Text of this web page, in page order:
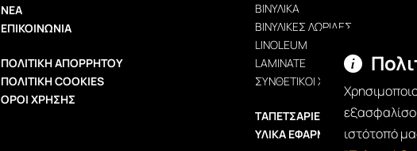
ΝΈΑ
ΕΠΙΚΟΙΝΩΝΊΑ
ΠΟΛΙΤΙΚΉ ΑΠΟΡΡΉΤΟΥ
ΠΟΛΙΤΙΚΉ COOKIES
ΌΡΟΙ ΧΡΉΣΗΣ
ΒΙΝΥΛΙΚΆ
ΒΙΝΥΛΙΚΈΣ ΛΩΡΊΔΕΣ
LINOLEUM
LAMINATE
ΣΥΝΘΕΤΙΚΟΊ ΧΛΟΟΤΆΠΗΤΕΣ
ΤΑΠΕΤΣΑΡΊΕΣ ΤΟΊΧΟΥ
ΥΛΙΚΆ ΕΦΑΡΜΟΓΉΣιστότοπό